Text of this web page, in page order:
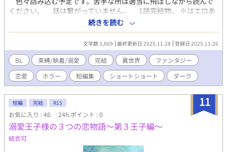
ください。 話は繋がっていません。 1話完結物。 ※はエロあ
り。 ※第1話 ゾンビ系（ダーク系） 第2話 堕勇者系（ダーク
系） https://kisaragishion.fanbox.cc/ 如月紫苑のFanboxです。
是非無料登録をどうぞ。新作や書籍化情報の等の近況やリアルタ
イムでの作品についてよく呟いています。
続きを読む
文字数 3,869 最終更新日 2025.11.28 登録日 2025.11.26
BL 束縛/執着/溺愛 完結 異世界
ファンタジー
恋愛
ホラー 短編集 ショートショート ダーク
11
短編 完結 R15
お気に入り : 46 24h.ポイント : 0
溺愛王子様の３つの恋物語～第３王子編～
結衣可